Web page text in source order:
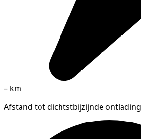
– km
Afstand tot dichtstbijzijnde ontlading